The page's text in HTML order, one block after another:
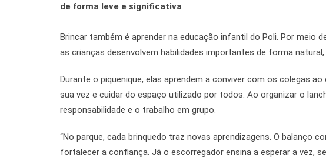
de forma leve e significativa
Brincar também é aprender na educação infantil do Poli. Por meio
as crianças desenvolvem habilidades importantes de forma natural,
Durante o piquenique, elas aprendem a conviver com os colegas
sua vez e cuidar do espaço utilizado por todos. Ao organizar o
responsabilidade e o trabalho em grupo.
“No parque, cada brinquedo traz novas aprendizagens. O balanço
fortalecer a confiança. Já o escorregador ensina a esperar a vez,